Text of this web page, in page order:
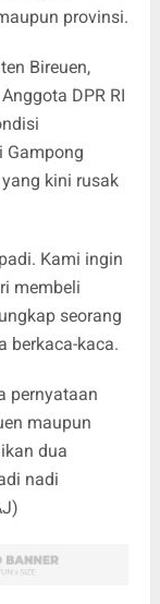
provinsi.
Bireuen,
DPR RI
Gampong
kini rusak
Kami ingin
membeli
seorang
berkaca-kaca.
pernyataan
maupun
dua
nadi